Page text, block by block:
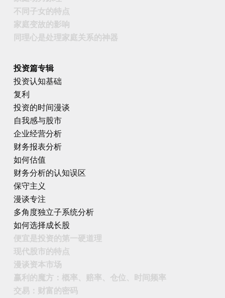
不同子女的特点
家庭变故的影响
同理心是处理家庭关系的神器
投资篇专辑
投资认知基础
复利
投资的时间漫谈
自我感与股市
企业经营分析
财务报表分析
如何估值
财务分析的认知误区
保守主义
漫谈专注
多角度独立子系统分析
如何选择成长股
便宜是投资的第一硬道理
现代股市的特点
漫谈资本市场
赢利的魔方：概率、赔率、仓位、时间频率
交易：财富的密码